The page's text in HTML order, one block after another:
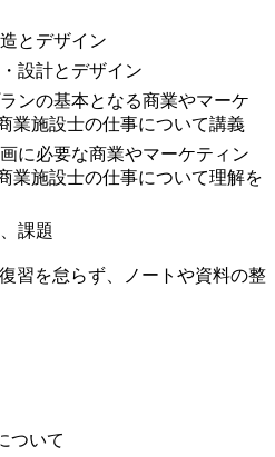
とデザイン
設計とデザイン
ンの基本となる商業やマーケ
業施設士の仕事について講義
に必要な商業やマーケティン
業施設士の仕事について理解を
課題
習を怠らず、ノートや資料の整
ついて